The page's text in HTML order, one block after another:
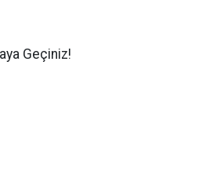
Geçiniz!